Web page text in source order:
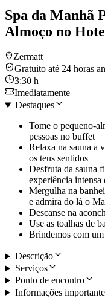
Spa da Manhã
Almoço no
Zermatt
Gratuito até 24 horas
3:30 h
Imediatamente
Destaques
Tome o pequeno-
pessoas no buffet
Relaxa na sauna a
os teus sentidos
Desfruta da sauna
experiência intensa
Mergulha na
e admira do lá o
Descanse na
Use as toalhas de
Brindemos com
Descrição
Serviços
Ponto de encontro
Informações